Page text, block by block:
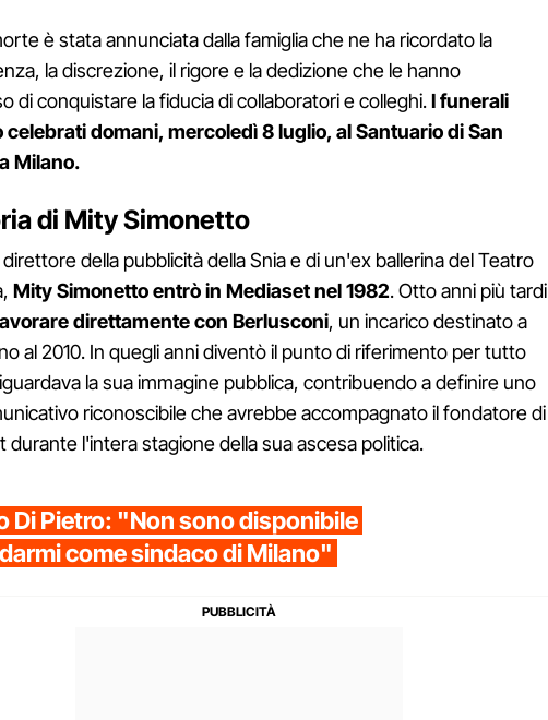
è stata annunciata dalla famiglia che ne ha ricordato la
la discrezione, il rigore e la dedizione che le hanno
di conquistare la fiducia di collaboratori e colleghi.I funerali
celebrati domani, mercoledì 8 luglio, al Santuario di San
Milano.
di Mity Simonetto
direttore della pubblicità della Snia e di un'ex ballerina del Teatro
Mity Simonetto entrò in Mediaset nel 1982. Otto anni più tardi
direttamente con Berlusconi, un incarico destinato a
al 2010. In quegli anni diventò il punto di riferimento per tutto
la sua immagine pubblica, contribuendo a definire uno
riconoscibile che avrebbe accompagnato il fondatore di
durante l'intera stagione della sua ascesa politica.
Di Pietro: "Non sono disponibile
come sindaco di Milano"